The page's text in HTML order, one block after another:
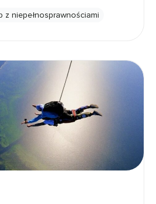
z niepełnosprawnościami